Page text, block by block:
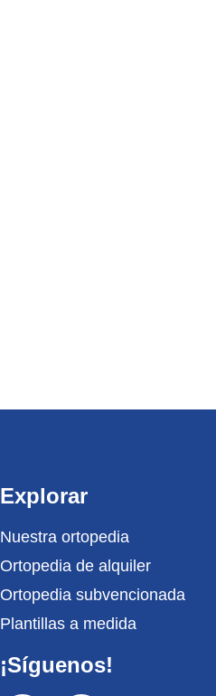
Explorar
Nuestra ortopedia
Ortopedia de alquiler
Ortopedia subvencionada
Plantillas a medida
¡Síguenos!